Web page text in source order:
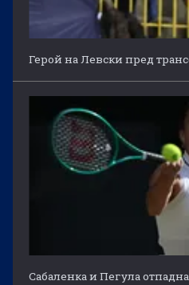
Герой на Левски пред
Сабаленка и Пегула